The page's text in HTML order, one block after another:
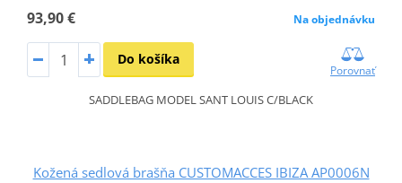
93,90 € Na objednávku
Do košíka
Porovnať
SADDLEBAG MODEL SANT LOUIS C/BLACK
Kožená sedlová brašňa CUSTOMACCES IBIZA AP0006N